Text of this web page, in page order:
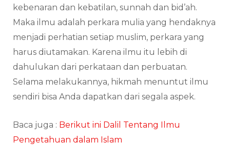
kebenaran dan kebatilan, sunnah dan bid’ah.
Maka ilmu adalah perkara mulia yang hendaknya
menjadi perhatian setiap muslim, perkara yang
harus diutamakan. Karena ilmu itu lebih di
dahulukan dari perkataan dan perbuatan.
Selama melakukannya, hikmah menuntut ilmu
sendiri bisa Anda dapatkan dari segala aspek.
Baca juga : Berikut ini Dalil Tentang Ilmu
Pengetahuan dalam Islam